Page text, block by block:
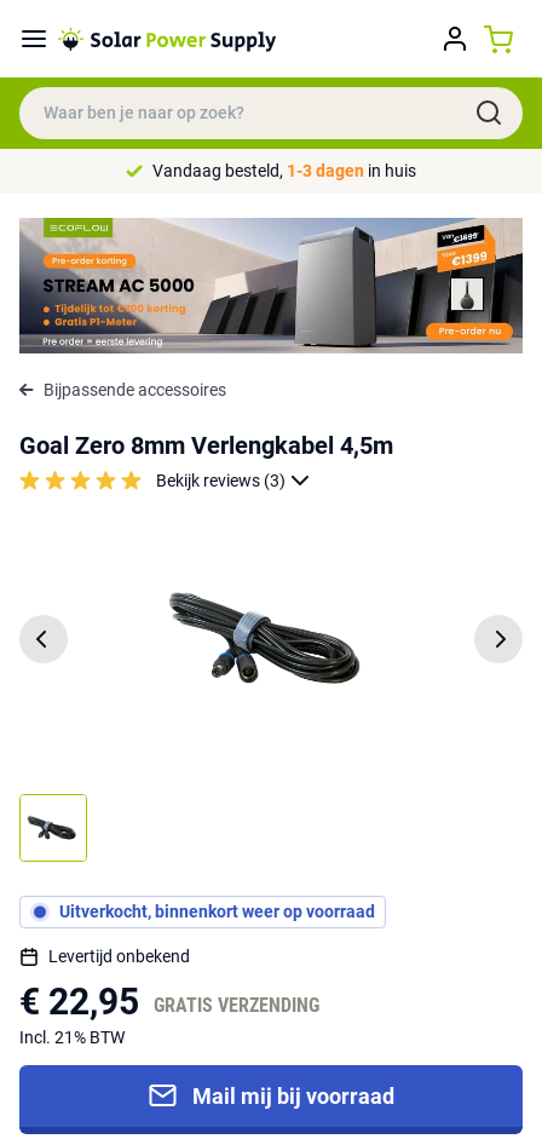
Vandaag besteld, 1-3 dagen in huis
Bijpassende accessoires
Goal Zero 8mm Verlengkabel 4,5m
Bekijk reviews (3)
Uitverkocht, binnenkort weer op voorraad
Levertijd onbekend
€ 22,95 GRATIS VERZENDING
Incl. 21% BTW
Mail mij bij voorraad